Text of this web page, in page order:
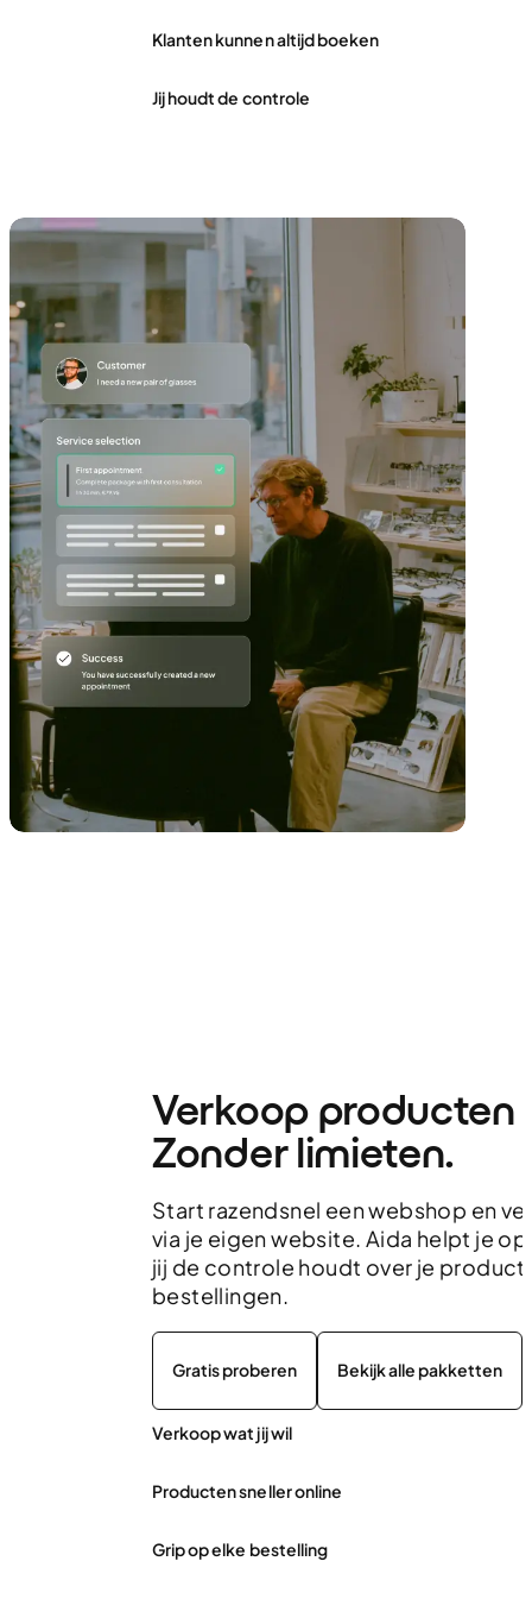
Klanten kunnen altijd boeken
Jij houdt de controle
Verkoop producten
Zonder limieten.
Start razendsnel een webshop en
via je eigen website. Aida helpt je
jij de controle houdt over je
bestellingen.
Gratis proberen Bekijk alle pakketten
Verkoop wat jij wil
Producten sneller online
Grip op elke bestelling